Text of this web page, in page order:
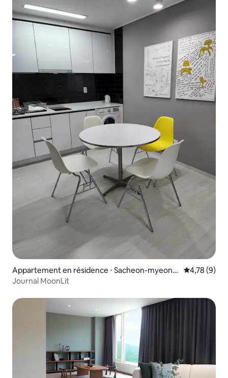
Appartement en résidence ⋅ Sacheon-myeon,
Gangneung-si
Évaluation
4,78 (9)
Journal MoonLit